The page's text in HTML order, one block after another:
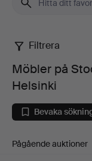
Möbler
på
Filtrera
Möbler på
Helsinki
Bevaka
Pågående auktioner